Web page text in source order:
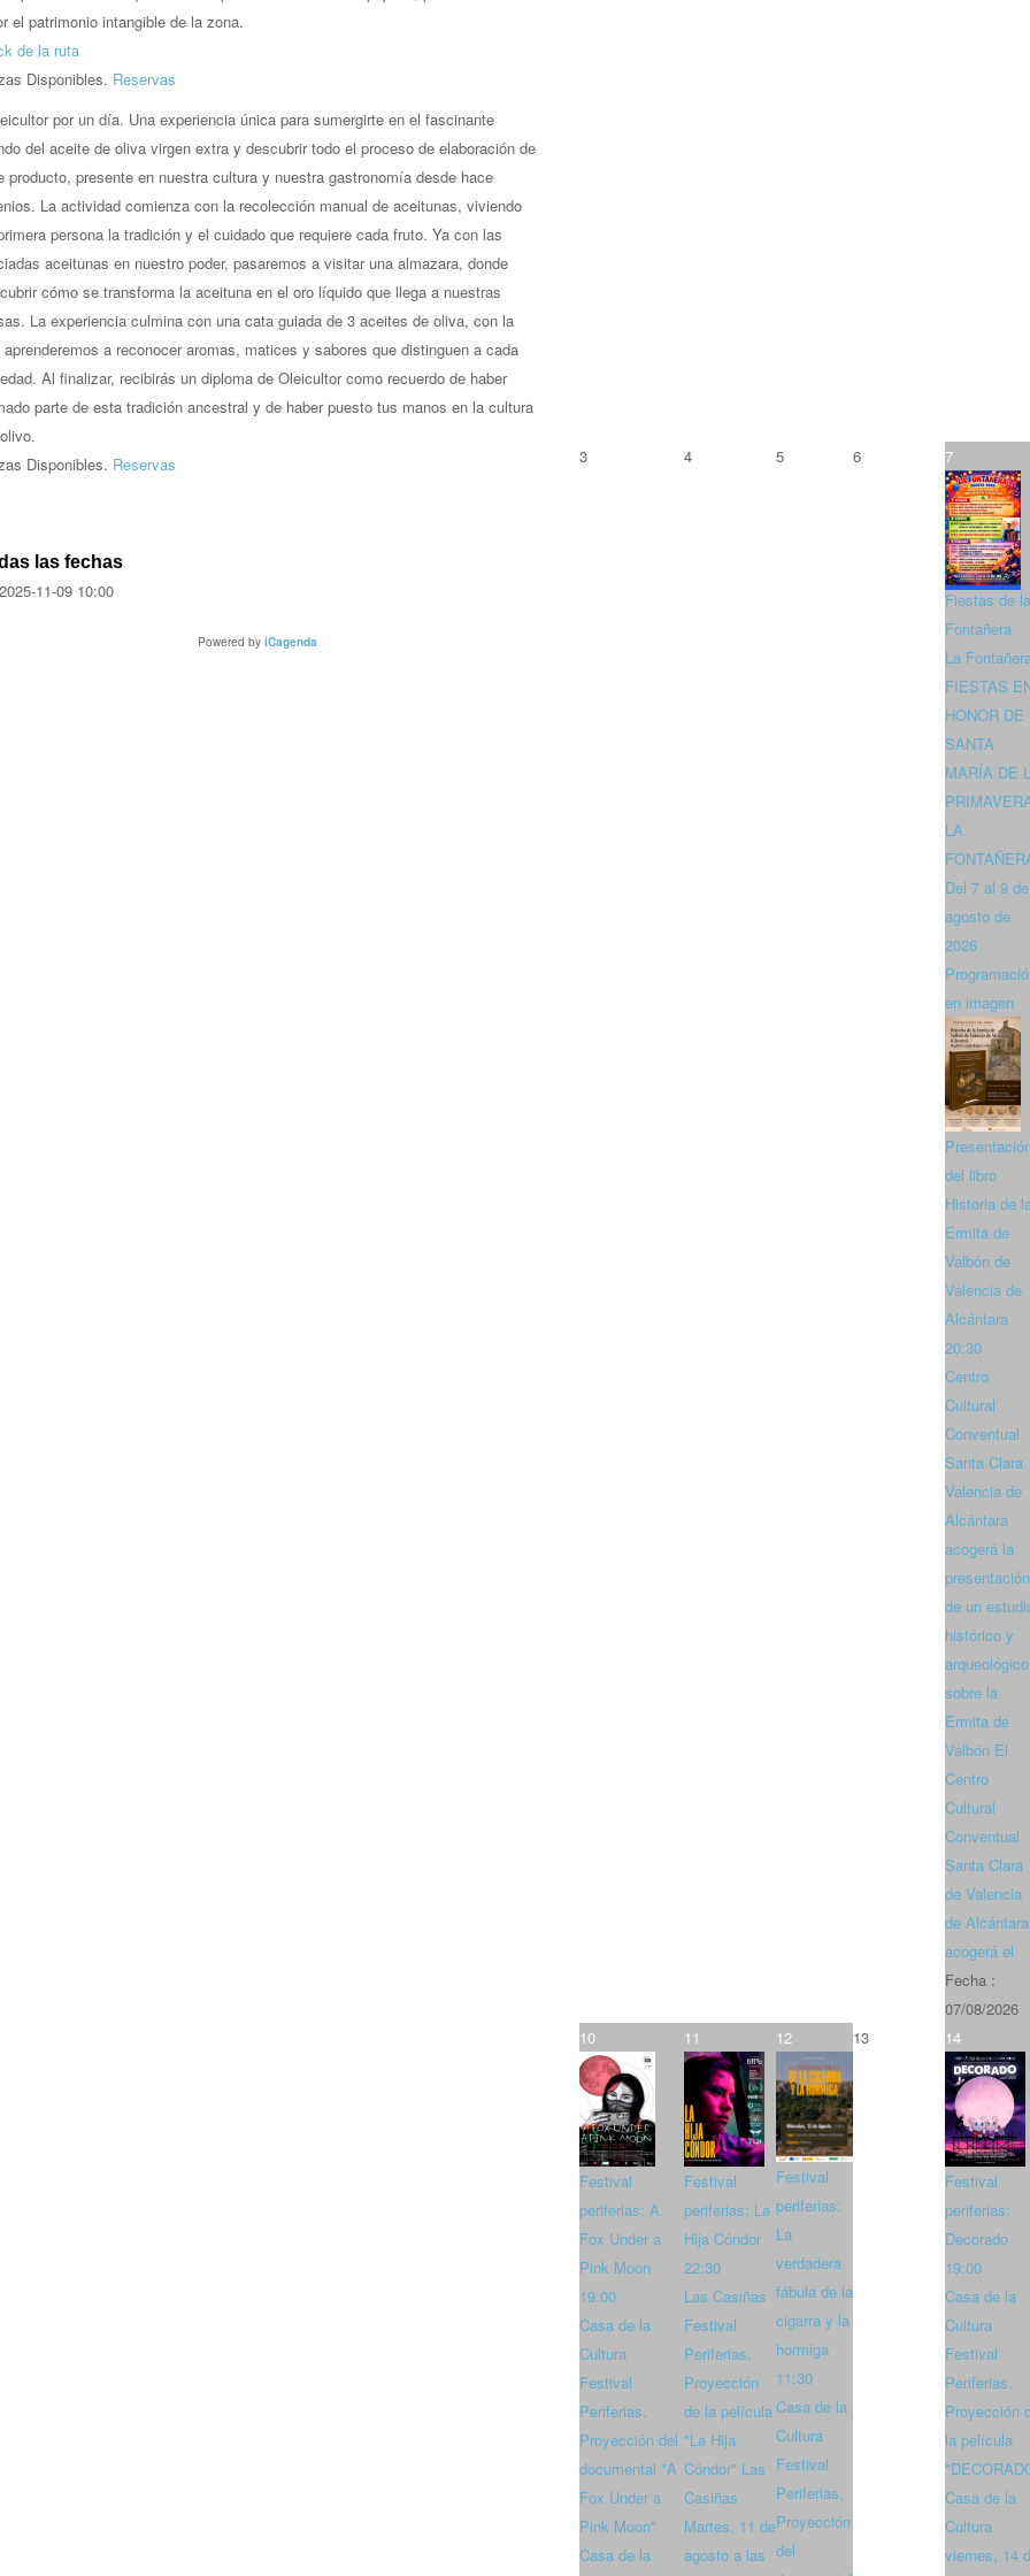
el patrimonio intangible de la zona.
de la ruta
Disponibles. Reservas
por un día. Una experiencia única para sumergirte en el fascinante
del aceite de oliva virgen extra y descubrir todo el proceso de elaboración de
producto, presente en nuestra cultura y nuestra gastronomía desde hace
La actividad comienza con la recolección manual de aceitunas, viviendo
persona la tradición y el cuidado que requiere cada fruto. Ya con las
aceitunas en nuestro poder, pasaremos a visitar una almazara, donde
cómo se transforma la aceituna en el oro líquido que llega a nuestras
La experiencia culmina con una cata guiada de 3 aceites de oliva, con la
aprenderemos a reconocer aromas, matices y sabores que distinguen a cada
Al finalizar, recibirás un diploma de Oleicultor como recuerdo de haber
parte de esta tradición ancestral y de haber puesto tus manos en la cultura
Disponibles. Reservas
las fechas
2025-11-09 10:00
Powered by iCagenda
3 4 5 6 7
Fiestas de la
Fontañera
La
FIESTAS
HONOR DE
SANTA
MARÍA DE
LA
Del 7 al 9 de
agosto de
2026
en imagen
del libro
Historia de
Ermita de
Valbón de
Valencia de
Alcántara
20:30
Centro
Cultural
Conventual
Santa Clara
Valencia de
Alcántara
acogerá la
presentación
de un
histórico y
arqueológico
sobre la
Ermita de
Valbón El
Centro
Cultural
Conventual
Santa Clara
de Valencia
de Alcántara
acogerá el
Fecha :
07/08/2026
10
Festival
periferias: A
Fox Under a
Pink Moon
19:00
Casa de la
Cultura
Festival
Periferias.
Proyección del
documental "A
Fox Under a
Pink Moon"
Casa de la
11
Festival
periferias: La
Hija Cóndor
22:30
Las Casiñas
Festival
Periferias.
Proyección
de la película
"La Hija
Cóndor" Las
Casiñas
Martes, 11 de
agosto a las
12
Festival
periferias:
La
verdadera
fábula de la
cigarra y la
hormiga
11:30
Casa de la
Cultura
Festival
Periferias.
Proyección
del
13 14
Festival
periferias:
Decorado
19:00
Casa de la
Cultura
Festival
Periferias.
Proyección
la película
Casa de la
Cultura
viernes, 14